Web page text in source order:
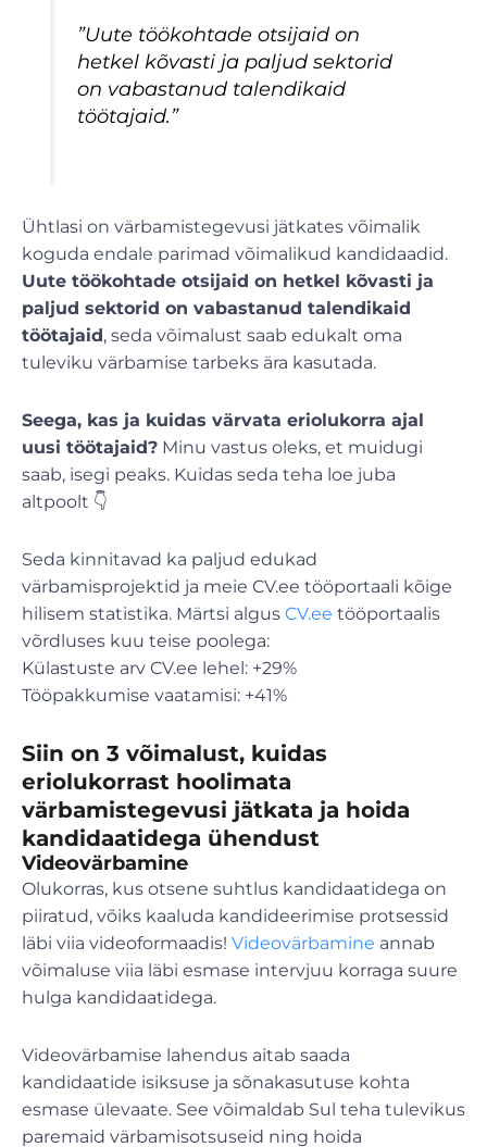
”Uute töökohtade otsijaid on
hetkel kõvasti ja paljud sektorid
on vabastanud talendikaid
töötajaid.”
Ühtlasi on värbamistegevusi jätkates võimalik
koguda endale parimad võimalikud kandidaadid.
Uute töökohtade otsijaid on hetkel kõvasti ja
paljud sektorid on vabastanud talendikaid
töötajaid , seda võimalust saab edukalt oma
tuleviku värbamise tarbeks ära kasutada.
Seega, kas ja kuidas värvata eriolukorra ajal
uusi töötajaid? Minu vastus oleks, et muidugi
saab, isegi peaks. Kuidas seda teha loe juba
altpoolt 👇
Seda kinnitavad ka paljud edukad
värbamisprojektid ja meie CV.ee tööportaali kõige
hilisem statistika. Märtsi algus CV.ee tööportaalis
võrdluses kuu teise poolega:
Külastuste arv CV.ee lehel: +29%
Tööpakkumise vaatamisi: +41%
Siin on 3 võimalust, kuidas
eriolukorrast hoolimata
värbamistegevusi jätkata ja hoida
kandidaatidega ühendust
Videovärbamine
Olukorras, kus otsene suhtlus kandidaatidega on
piiratud, võiks kaaluda kandideerimise protsessid
läbi viia videoformaadis! Videovärbamine annab
võimaluse viia läbi esmase intervjuu korraga suure
hulga kandidaatidega.
Videovärbamise lahendus aitab saada
kandidaatide isiksuse ja sõnakasutuse kohta
esmase ülevaate. See võimaldab Sul teha tulevikus
paremaid värbamisotsuseid ning hoida